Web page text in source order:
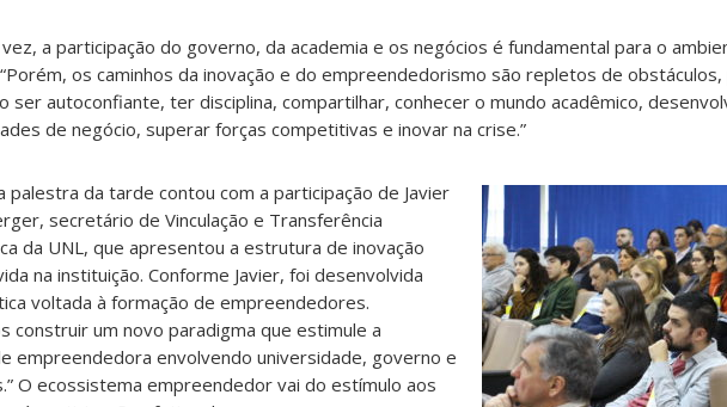
vez, a participação do governo, da academia e os negócios é fundamental para o
os caminhos da inovação e do empreendedorismo são repletos de
ser autoconfiante, ter disciplina, compartilhar, conhecer o mundo acadêmico,
de negócio, superar forças competitivas e inovar na crise.”
palestra da tarde contou com a participação de Javier
secretário de Vinculação e Transferência
da UNL, que apresentou a estrutura de inovação
na instituição. Conforme Javier, foi desenvolvida
voltada à formação de empreendedores.
construir um novo paradigma que estimule a
empreendedora envolvendo universidade, governo e
O ecossistema empreendedor vai do estímulo aos